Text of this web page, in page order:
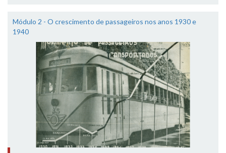
Módulo 2 - O crescimento de passageiros nos anos 1930 e
1940